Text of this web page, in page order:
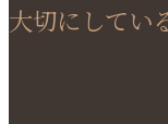
大切にしてい